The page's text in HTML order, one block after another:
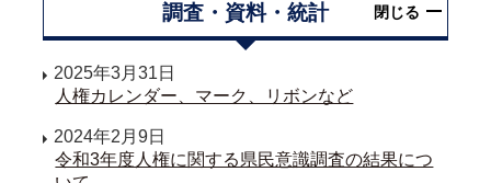
調査・資料・統計 閉じる
2025年3月31日
人権カレンダー、マーク、リボンなど
2024年2月9日
令和3年度人権に関する県民意識調査の結果につ